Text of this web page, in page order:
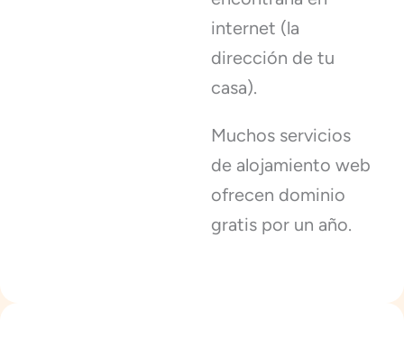
internet (la
dirección de tu
casa).
Muchos servicios
de alojamiento web
ofrecen dominio
gratis por un año.